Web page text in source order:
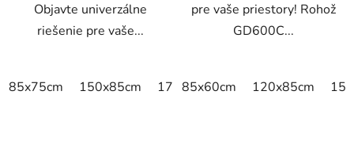
Objavte univerzálne
riešenie pre vaše...
85x75cm 150x85cm 175x115cm 300x85cm
pre vaše priestory! Rohož
GD600C...
85x60cm 120x85cm